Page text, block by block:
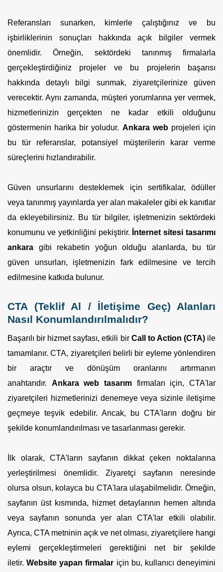
Referansları sunarken, kimlerle çalıştığınız ve bu
işbirliklerinin sonuçları hakkında açık bilgiler vermek
önemlidir. Örneğin, sektördeki tanınmış firmalarla
gerçekleştirdiğiniz projeler ve bu projelerin başarısı
hakkında detaylı bilgi sunmak, ziyaretçilerinize güven
verecektir. Aynı zamanda, müşteri yorumlarına yer vermek,
hizmetlerinizin gerçekten ne kadar etkili olduğunu
göstermenin harika bir yoludur. Ankara webprojeleri için
bu tür referanslar, potansiyel müşterilerin karar verme
süreçlerini hızlandırabilir.
Güven unsurlarını desteklemek için sertifikalar, ödüller
veya tanınmış yayınlarda yer alan makaleler gibi ek kanıtlar
da ekleyebilirsiniz. Bu tür bilgiler, işletmenizin sektördeki
konumunu ve yetkinliğini pekiştirir. İnternet sitesi tasarımı
ankara gibi rekabetin yoğun olduğu alanlarda, bu tür
güven unsurları, işletmenizin fark edilmesine ve tercih
edilmesine katkıda bulunur.
CTA (Teklif Al / İletişime Geç) Alanları
Nasıl Konumlandırılmalıdır?
Başarılı bir hizmet sayfası, etkili bir Call to Action (CTA)ile
tamamlanır. CTA, ziyaretçileri belirli bir eyleme yönlendiren
bir araçtır ve dönüşüm oranlarını artırmanın
anahtarıdır. Ankara web tasarım firmaları için, CTA'lar
ziyaretçileri hizmetlerinizi denemeye veya sizinle iletişime
geçmeye teşvik edebilir. Ancak, bu CTA'ların doğru bir
şekilde konumlandırılması ve tasarlanması gerekir.
İlk olarak, CTA'ların sayfanın dikkat çeken noktalarına
yerleştirilmesi önemlidir. Ziyaretçi sayfanın neresinde
olursa olsun, kolayca bu CTA'lara ulaşabilmelidir. Örneğin,
sayfanın üst kısmında, hizmet detaylarının hemen altında
veya sayfanın sonunda yer alan CTA'lar etkili olabilir.
Ayrıca, CTA metninin açık ve net olması, ziyaretçilere hangi
eylemi gerçekleştirmeleri gerektiğini net bir şekilde
iletir.Website yapan firmalar için bu, kullanıcı deneyimini